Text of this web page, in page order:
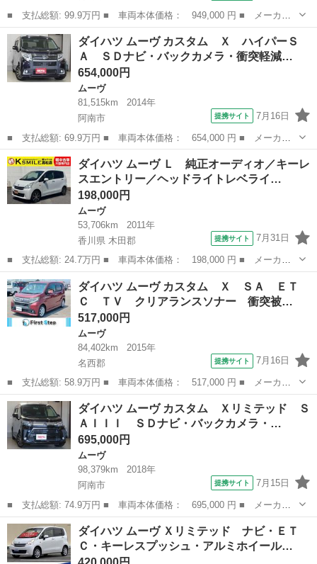
■ 支払総額: 99.9万円 ■ 車両本体価格： 949,000 円 ■ メーカー
名： ダイハツ ■ 車種名： ムーヴ ■ グレード名： Ｘリミテッ
ドＩＩ ＳＡＩＩＩ ワンオーナー／純正ＳＤナビ／フルセグ／Ｂｌ
ｕｅｔｏｏｔ...
徳島 徳島市 ムーヴ
ダイハツ ムーヴ カスタム Ｘ ハイパーＳ
Ａ ＳＤナビ・バックカメラ・衝突軽減…
654,000円
ムーヴ
81,515km
2014年
阿南市
提携サイト 7月16日
■ 支払総額: 69.9万円 ■ 車両本体価格： 654,000 円 ■ メーカー
名： ダイハツ ■ 車種名： ムーヴ ■ グレード名： カスタム
Ｘ ハイパーＳＡ ＳＤナビ・バックカメラ・衝突軽減システム・Ａ
ＵＴＯライト...
徳島 阿南市 ムーヴ
ダイハツ ムーヴ Ｌ 純正オーディオ／キーレ
スエントリー／ヘッドライトレベライ…
198,000円
ムーヴ
53,706km
2011年
香川県 木田郡
提携サイト 7月31日
■ 支払総額: 24.7万円 ■ 車両本体価格： 198,000 円 ■ メーカー
名： ダイハツ ■ 車種名： ムーヴ ■ グレード名： Ｌ 純正オ
ーディオ／キーレスエントリー／ヘッドライトレベライザー／電動格
納ミラー／ア...
香川 木田郡 ムーヴ
ダイハツ ムーヴ カスタム Ｘ ＳＡ ＥＴ
Ｃ ＴＶ クリアランスソナー 衝突被…
517,000円
ムーヴ
84,402km
2015年
名西郡
提携サイト 7月16日
■ 支払総額: 58.9万円 ■ 車両本体価格： 517,000 円 ■ メーカー
名： ダイハツ ■ 車種名： ムーヴ ■ グレード名： カスタム
Ｘ ＳＡ ＥＴＣ ＴＶ クリアランスソナー 衝突被害軽減システ
ム オートラ...
徳島 名西郡 ムーヴ
ダイハツ ムーヴ カスタム Ｘリミテッド Ｓ
ＡＩＩＩ ＳＤナビ・バックカメラ・…
695,000円
ムーヴ
98,379km
2018年
阿南市
提携サイト 7月15日
■ 支払総額: 74.9万円 ■ 車両本体価格： 695,000 円 ■ メーカー
名： ダイハツ ■ 車種名： ムーヴ ■ グレード名： カスタム
Ｘリミテッド ＳＡＩＩＩ ＳＤナビ・バックカメラ・Ｂｌｕｅｔｏ
ｏｔｈ・ＥＴ...
徳島 阿南市 ムーヴ
ダイハツ ムーヴ Ｘリミテッド ナビ・ＥＴ
Ｃ・キーレスプッシュ・アルミホイール…